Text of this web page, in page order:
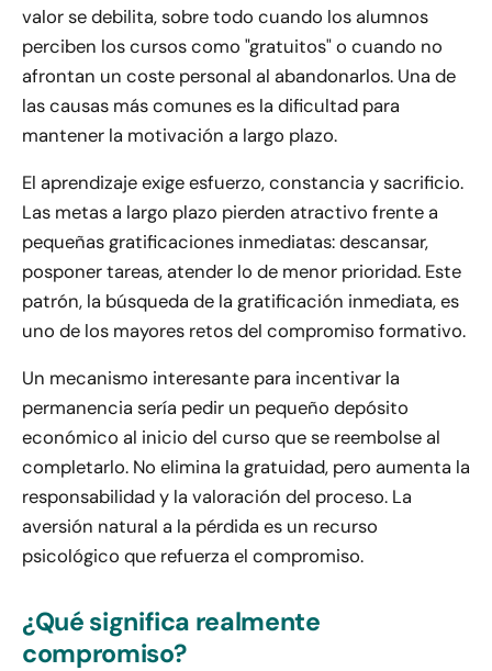
valor se debilita, sobre todo cuando los alumnos
perciben los cursos como "gratuitos" o cuando no
afrontan un coste personal al abandonarlos. Una de
las causas más comunes es la dificultad para
mantener la motivación a largo plazo.
El aprendizaje exige esfuerzo, constancia y sacrificio.
Las metas a largo plazo pierden atractivo frente a
pequeñas gratificaciones inmediatas: descansar,
posponer tareas, atender lo de menor prioridad. Este
patrón, la búsqueda de la gratificación inmediata, es
uno de los mayores retos del compromiso formativo.
Un mecanismo interesante para incentivar la
permanencia sería pedir un pequeño depósito
económico al inicio del curso que se reembolse al
completarlo. No elimina la gratuidad, pero aumenta la
responsabilidad y la valoración del proceso. La
aversión natural a la pérdida es un recurso
psicológico que refuerza el compromiso.
¿Qué significa realmente
compromiso?